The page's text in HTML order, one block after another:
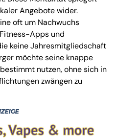
Angebote wider.
oft um Nachwuchs
Apps und
keine Jahresmitgliedschaft
möchte seine knappe
nutzen, ohne sich in
zwängen zu